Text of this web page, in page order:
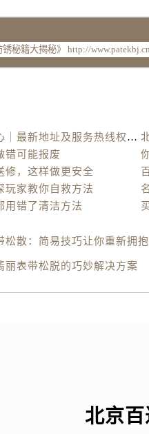
北京百达翡丽官方售后服务中心｜最新地址及服务热线权威信息公示（2026年6月最新）
错可能报废
修，这样做更安全
玩家教你自救方法
用错了清洁方法
松散：简易技巧让你重新拥
丽表带松脱的巧妙解决方案
北京